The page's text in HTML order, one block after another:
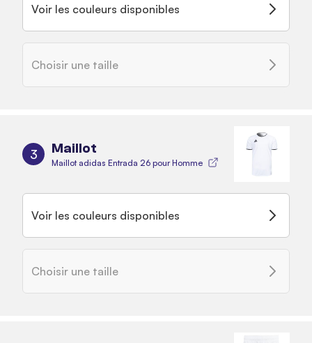
Voir les couleurs disponibles
Choisir une taille
3 Maillot
Maillot adidas Entrada 26 pour Homme
Voir les couleurs disponibles
Choisir une taille